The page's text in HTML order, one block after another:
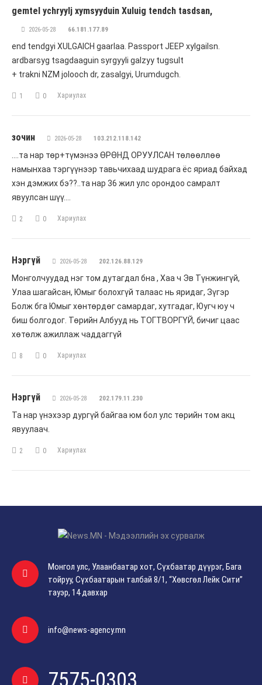
gemtel ychryylj xymsyyduin Xuluig tendch tasdsan,
2026-05-28 66.181.177.89
end tendgyi XULGAICH gaarlaa. Passport JEEP xylgailsn.
ardbarsyg tsagdaaguin syrgyyli galzyy tugsult
+ trakni NZM jolooch dr, zasalgyi, Urumdugch.
1 0 Хариулах
зочин 2026-05-28 103.212.118.142
….та нар төр+түмэнээ ӨРӨНД ОРУУЛСАН төлөөллөө
намынхаа тэргүүнээр тавьчихаад шудрага ёс яриад байхад
хэн дэмжих бэ??..та нар 36 жил улс орондоо самралт
явуулсан шүү….
2 0 Хариулах
Нэргүй 2026-05-28 202.126.88.129
Монголчуудад нэг том дутагдал бна , Хаа ч Эв Түнжингүй,
Улаа шагайсан, Юмыг болохгүй талаас нь яридаг, Зүгэр
Болж бга Юмыг хөнтөрдөг самардаг, хутгадаг, Юугч юу ч
биш болгодог. Төрийн Албууд нь ТОГТВОРГҮЙ, бичиг цаас
хөтөлж ажиллаж чаддаггүй
8 0 Хариулах
Нэргүй 2026-05-28 202.179.11.230
Та нар үнэхээр дургүй байгаа юм бол улс төрийн том акц
явуулаач.
2 0 Хариулах
Монгол улс, Улаанбаатар хот, Сүхбаатар дүүрэг, Бага
тойруу, Сүхбаатарын талбай 8/1, “Хөвсгөл Лейк Сити”
тауэр, 14 давхар
info@news-agency.mn
7575-0303